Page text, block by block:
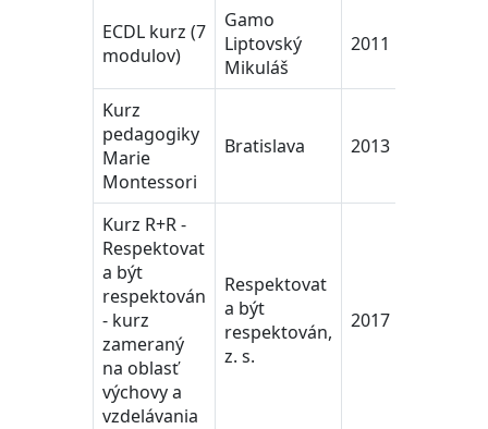
ECDL kurz (7
modulov)
Gamo
Liptovský
Mikuláš
2011
Kurz
pedagogiky
Marie
Montessori
Bratislava 2013
Kurz R+R -
Respektovat
a být
respektován
- kurz
zameraný
na oblasť
výchovy a
vzdelávania
Respektovat
a být
respektován,
z. s.
2017